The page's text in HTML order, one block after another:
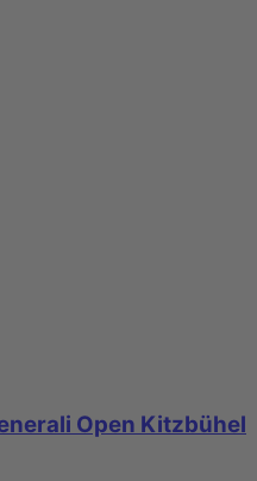
Open Kitzbühel